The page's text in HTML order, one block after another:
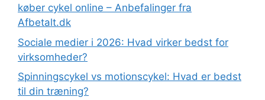
køber cykel online – Anbefalinger fra
Afbetalt.dk
Sociale medier i 2026: Hvad virker bedst for
virksomheder?
Spinningscykel vs motionscykel: Hvad er bedst
til din træning?